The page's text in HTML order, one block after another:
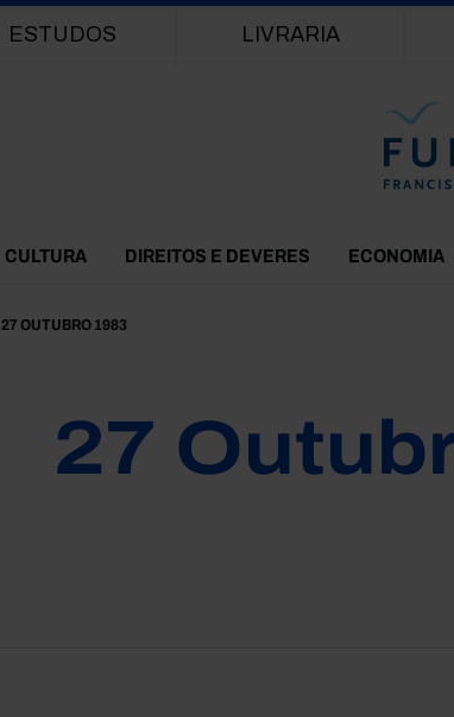
ESTUDOS LIVRARIA
CULTURA DIREITOS E DEVERES ECONOMIA
27 OUTUBRO 1983
27